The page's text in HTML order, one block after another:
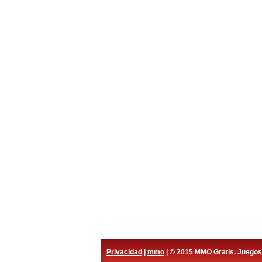
Privacidad mmo | © 2015 MMO Gratis.